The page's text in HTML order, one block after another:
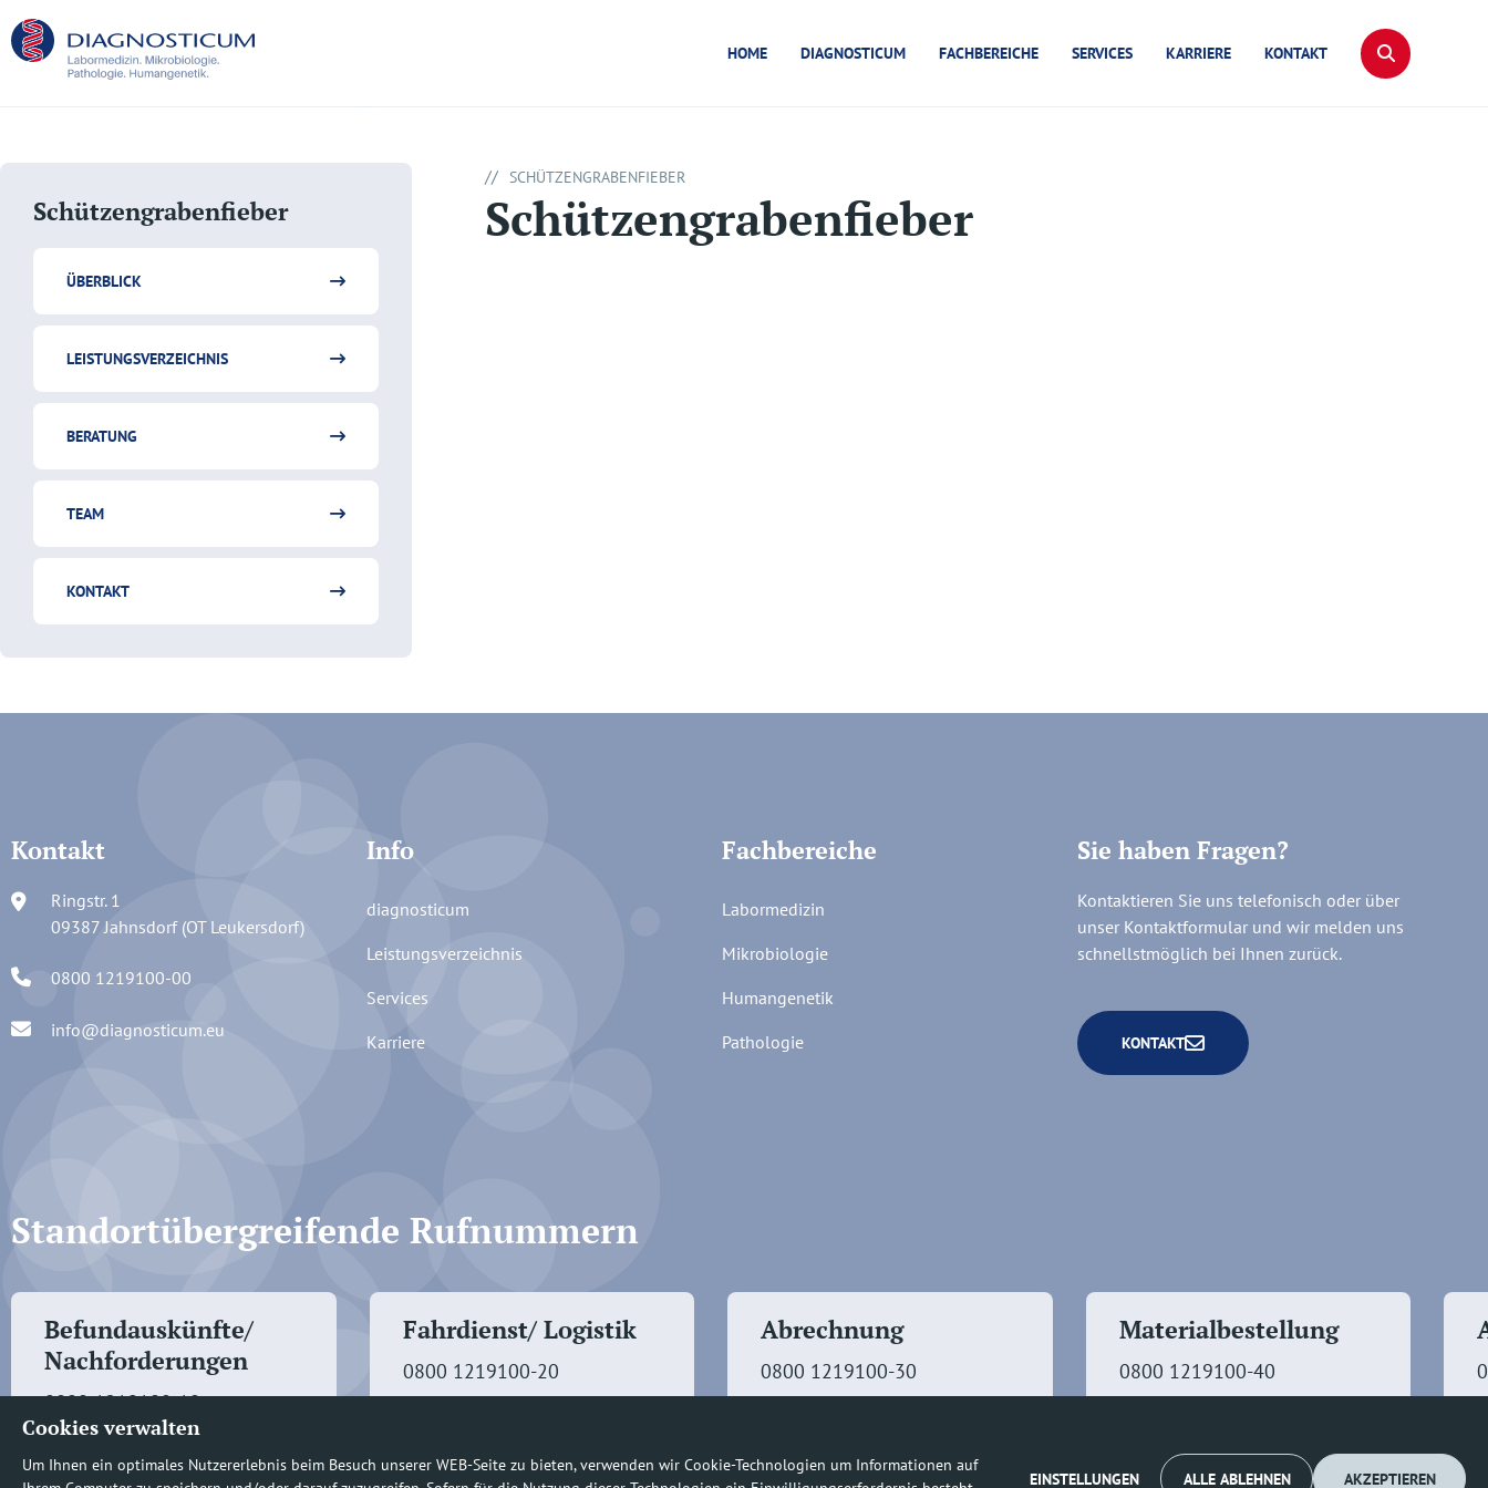
Cookies verwalten
Um Ihnen ein optimales Nutzererlebnis beim Besuch unserer WEB-Seite zu bieten, verwenden wir Cookie-Technologien um Informationen auf
AKZEPTIEREN
ALLE ABLEHNEN
EINSTELLUNGEN
HOME DIAGNOSTICUM FACHBEREICHE SERVICES KARRIERE KONTAKT
Schützengrabenfieber
ÜBERBLICK
LEISTUNGSVERZEICHNIS
BERATUNG
TEAM
KONTAKT
// SCHÜTZENGRABENFIEBER
Schützengrabenfieber
Kontakt
Ringstr. 1
09387 Jahnsdorf (OT Leukersdorf)
0800 1219100-00
info@diagnosticum.eu
Info
diagnosticum
Leistungsverzeichnis
Services
Karriere
Fachbereiche
Labormedizin
Mikrobiologie
Humangenetik
Pathologie
Sie haben Fragen?
Kontaktieren Sie uns telefonisch oder über
unser Kontaktformular und wir melden uns
schnellstmöglich bei Ihnen zurück.
KONTAKT
Standortübergreifende Rufnummern
Befundauskünfte/
Nachforderungen
0800 1219100-10
Fahrdienst/ Logistik
0800 1219100-20
Abrechnung
0800 1219100-30
Materialbestellung
0800 1219100-40